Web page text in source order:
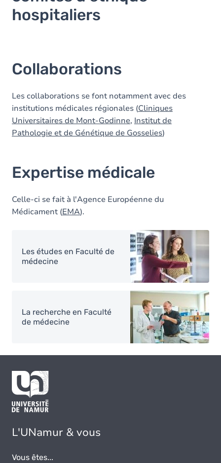
hospitaliers
Collaborations
Les collaborations se font notamment avec des
institutions médicales régionales (Cliniques
Universitaires de Mont-Godinne, Institut de
Pathologie et de Génétique de Gosselies)
Expertise médicale
Celle-ci se fait à l'Agence Européenne du
Médicament (EMA).
Image
Les études en Faculté de
médecine
Image
La recherche en Faculté
de médecine
L'UNamur & vous
Vous êtes...